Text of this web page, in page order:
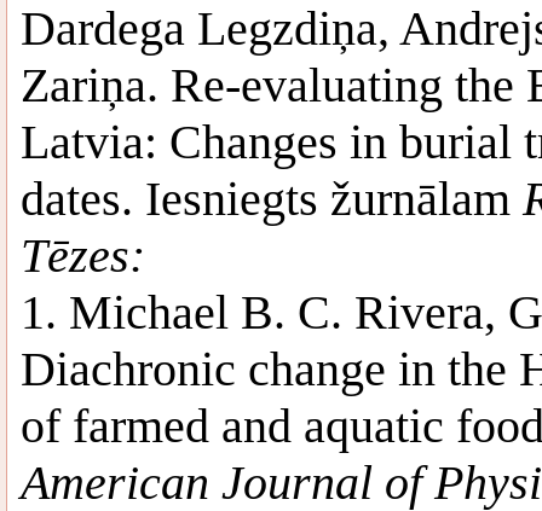
Dardega Legzdiņa,
Zariņa. Re-evaluating the
Latvia: Changes in burial
dates. Iesniegts žurnālam
Tēzes:
1. Michael B. C. Rivera,
Diachronic change in the
of farmed and aquatic
American Journal of